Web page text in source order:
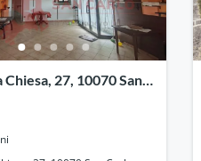
Chiesa, 27, 10070 San